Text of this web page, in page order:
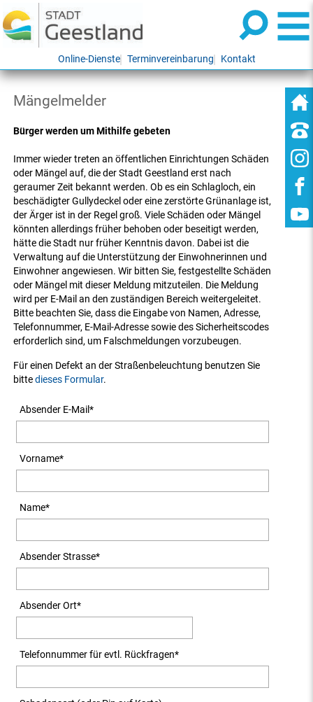
Online-Dienste Terminvereinbarung Kontakt
Mängelmelder
Bürger werden um Mithilfe gebeten
Immer wieder treten an öffentlichen Einrichtungen Schäden
oder Mängel auf, die der Stadt Geestland erst nach
geraumer Zeit bekannt werden. Ob es ein Schlagloch, ein
beschädigter Gullydeckel oder eine zerstörte Grünanlage ist,
der Ärger ist in der Regel groß. Viele Schäden oder Mängel
könnten allerdings früher behoben oder beseitigt werden,
hätte die Stadt nur früher Kenntnis davon. Dabei ist die
Verwaltung auf die Unterstützung der Einwohnerinnen und
Einwohner angewiesen. Wir bitten Sie, festgestellte Schäden
oder Mängel mit dieser Meldung mitzuteilen. Die Meldung
wird per E-Mail an den zuständigen Bereich weitergeleitet.
Bitte beachten Sie, dass die Eingabe von Namen, Adresse,
Telefonnummer, E-Mail-Adresse sowie des Sicherheitscodes
erforderlich sind, um Falschmeldungen vorzubeugen.
Für einen Defekt an der Straßenbeleuchtung benutzen Sie
bittedieses Formular.
Absender E-Mail*
Vorname*
Name*
Absender Strasse*
Absender Ort*
Telefonnummer für evtl. Rückfragen*